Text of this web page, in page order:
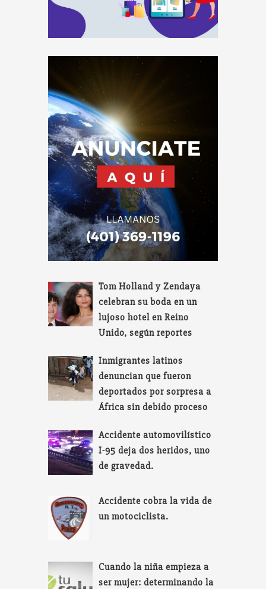
Tom Holland y Zendaya
celebran su boda en un
lujoso hotel en Reino
Unido, según reportes
Inmigrantes latinos
denuncian que fueron
deportados por sorpresa a
África sin debido proceso
Accidente automovilístico
I-95 deja dos heridos, uno
de gravedad.
Accidente cobra la vida de
un motociclista.
Cuando la niña empieza a
ser mujer: determinando la